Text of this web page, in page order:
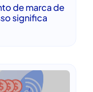
de marca de
significa